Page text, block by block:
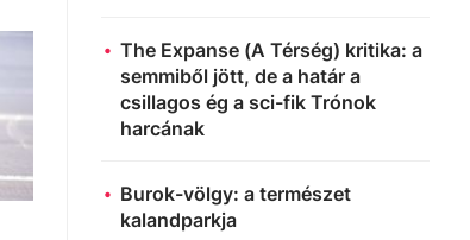
The Expanse (A Térség) kritika: a
semmiből jött, de a határ a
csillagos ég a sci-fik Trónok
harcának
Burok-völgy: a természet
kalandparkja